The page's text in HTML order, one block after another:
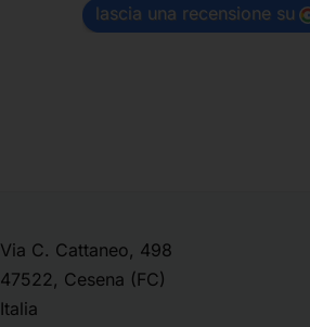
lascia una recensione su
Via C. Cattaneo, 498
47522, Cesena (FC)
Italia